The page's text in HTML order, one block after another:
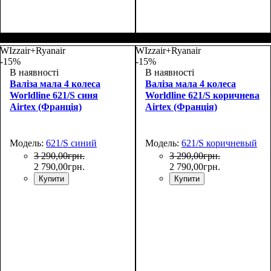
76х47х28+5
55х36х20+5
WIzzair+Ryanair
-15%
В наявності
Валіза мала 4 колеса
Worldline 621/S синя
Airtex (Франція)
Модель: 621/S синий
3 290,00грн.
2 790,00грн.
Купити
WIzzair+Ryanair
-15%
В наявності
Валіза мала 4 колеса
Worldline 621/S коричнева
Airtex (Франція)
Модель: 621/S коричневый
3 290,00грн.
2 790,00грн.
Купити